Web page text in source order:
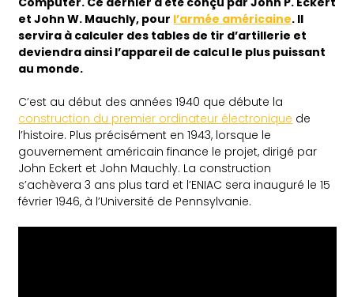
et John W. Mauchly, pour l’armée américaine. Il
servira à calculer des tables de tir d’artillerie et
deviendra ainsi l’appareil de calcul le plus puissant
au monde.
C’est au début des années 1940 que débute la
construction du premier ordinateur électronique de
l’histoire. Plus précisément en 1943, lorsque le
gouvernement américain finance le projet, dirigé par
John Eckert et John Mauchly. La construction
s’achèvera 3 ans plus tard et l’ENIAC sera inauguré le 15
février 1946, à l’Université de Pennsylvanie.